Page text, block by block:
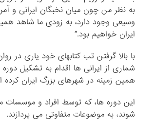
به نظر من چون میان نخبگان ایرانی و
وسیعی وجود دارد، به زودی ما شاهد
ایران خواهیم بود.”
با بالا گرفتن تب کتابهای خود یاری در
شماری از ایرانی ها اقدام به تشکیل
همین زمینه در شهرهای بزرگ ایران کرده
این دوره ها، که توسط افراد و موسسات
شوند، به موضوعات متفاوتی می پردازند.